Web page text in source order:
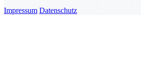
Impressum Datenschutz